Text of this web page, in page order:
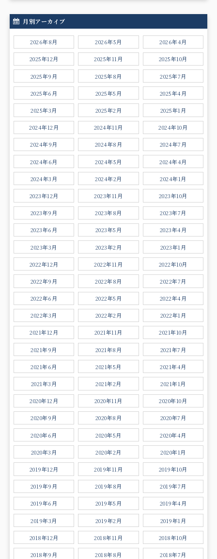
月別アーカイブ
2026年8月 2026年5月 2026年4月
2025年12月 2025年11月 2025年10月
2025年9月 2025年8月 2025年7月
2025年6月 2025年5月 2025年4月
2025年3月 2025年2月 2025年1月
2024年12月 2024年11月 2024年10月
2024年9月 2024年8月 2024年7月
2024年6月 2024年5月 2024年4月
2024年3月 2024年2月 2024年1月
2023年12月 2023年11月 2023年10月
2023年9月 2023年8月 2023年7月
2023年6月 2023年5月 2023年4月
2023年3月 2023年2月 2023年1月
2022年12月 2022年11月 2022年10月
2022年9月 2022年8月 2022年7月
2022年6月 2022年5月 2022年4月
2022年3月 2022年2月 2022年1月
2021年12月 2021年11月 2021年10月
2021年9月 2021年8月 2021年7月
2021年6月 2021年5月 2021年4月
2021年3月 2021年2月 2021年1月
2020年12月 2020年11月 2020年10月
2020年9月 2020年8月 2020年7月
2020年6月 2020年5月 2020年4月
2020年3月 2020年2月 2020年1月
2019年12月 2019年11月 2019年10月
2019年9月 2019年8月 2019年7月
2019年6月 2019年5月 2019年4月
2019年3月 2019年2月 2019年1月
2018年12月 2018年11月 2018年10月
2018年9月 2018年8月 2018年7月